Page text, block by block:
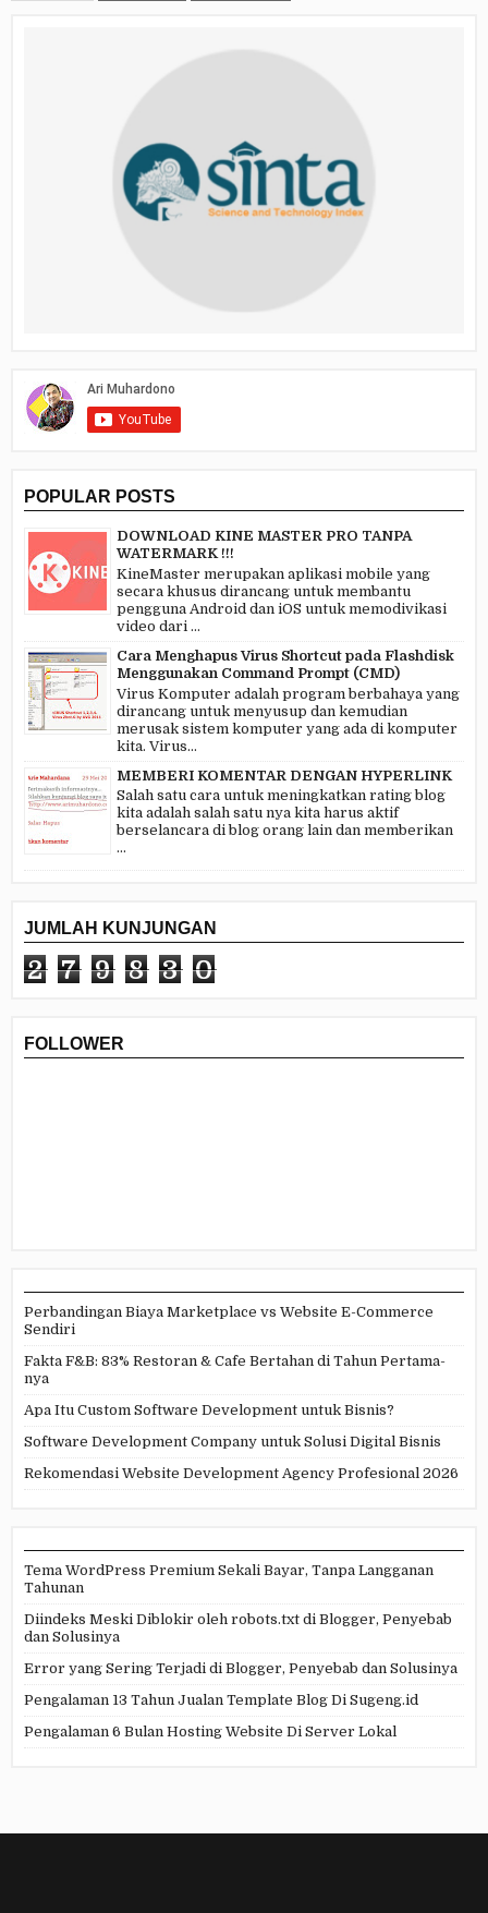
POPULAR POSTS
DOWNLOAD KINE MASTER PRO TANPA
WATERMARK !!!
KineMaster merupakan aplikasi mobile yang
secara khusus dirancang untuk membantu
pengguna Android dan iOS untuk memodivikasi
video dari ...
Cara Menghapus Virus Shortcut pada Flashdisk
Menggunakan Command Prompt (CMD)
Virus Komputer adalah program berbahaya yang
dirancang untuk menyusup dan kemudian
merusak sistem komputer yang ada di komputer
kita. Virus...
MEMBERI KOMENTAR DENGAN HYPERLINK
Salah satu cara untuk meningkatkan rating blog
kita adalah salah satu nya kita harus aktif
berselancara di blog orang lain dan memberikan
...
JUMLAH KUNJUNGAN
2 7 9 8 3 0
FOLLOWER
Perbandingan Biaya Marketplace vs Website E-Commerce
Sendiri
Fakta F&B: 83% Restoran & Cafe Bertahan di Tahun Pertama-
nya
Apa Itu Custom Software Development untuk Bisnis?
Software Development Company untuk Solusi Digital Bisnis
Rekomendasi Website Development Agency Profesional 2026
Tema WordPress Premium Sekali Bayar, Tanpa Langganan
Tahunan
Diindeks Meski Diblokir oleh robots.txt di Blogger, Penyebab
dan Solusinya
Error yang Sering Terjadi di Blogger, Penyebab dan Solusinya
Pengalaman 13 Tahun Jualan Template Blog Di Sugeng.id
Pengalaman 6 Bulan Hosting Website Di Server Lokal